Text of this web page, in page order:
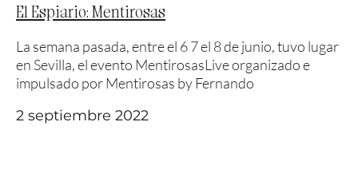
El Espiario: Mentirosas
La semana pasada, entre el 6 7 el 8 de junio, tuvo lugar
en Sevilla, el evento MentirosasLive organizado e
impulsado por Mentirosas by Fernando
2 septiembre 2022